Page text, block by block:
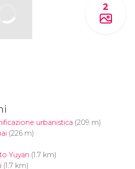
2
urbanistica (209 m)
(226 m)
Yuyan (1.7 km)
(1.7 km)